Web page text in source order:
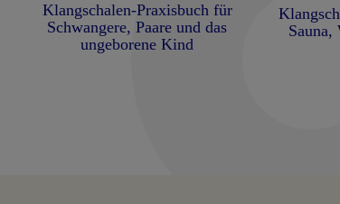
Klangschalen-Praxisbuch für
Schwangere, Paare und das
ungeborene Kind
Sauna,